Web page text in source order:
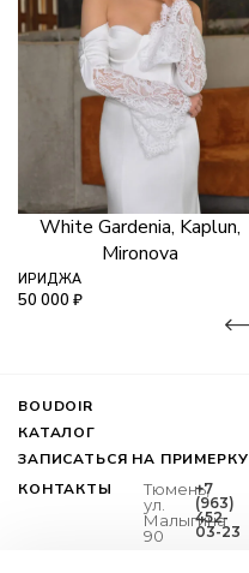
White Gardenia, Kaplun,
Mironova
ИРИДЖА
50 000₽
BOUDOIR
КАТАЛОГ
ЗАПИСАТЬСЯ НА ПРИМЕРКУ
КОНТАКТЫ
Тюмень,
ул.
Малыгина
90
+7
(963)
452-
03-23